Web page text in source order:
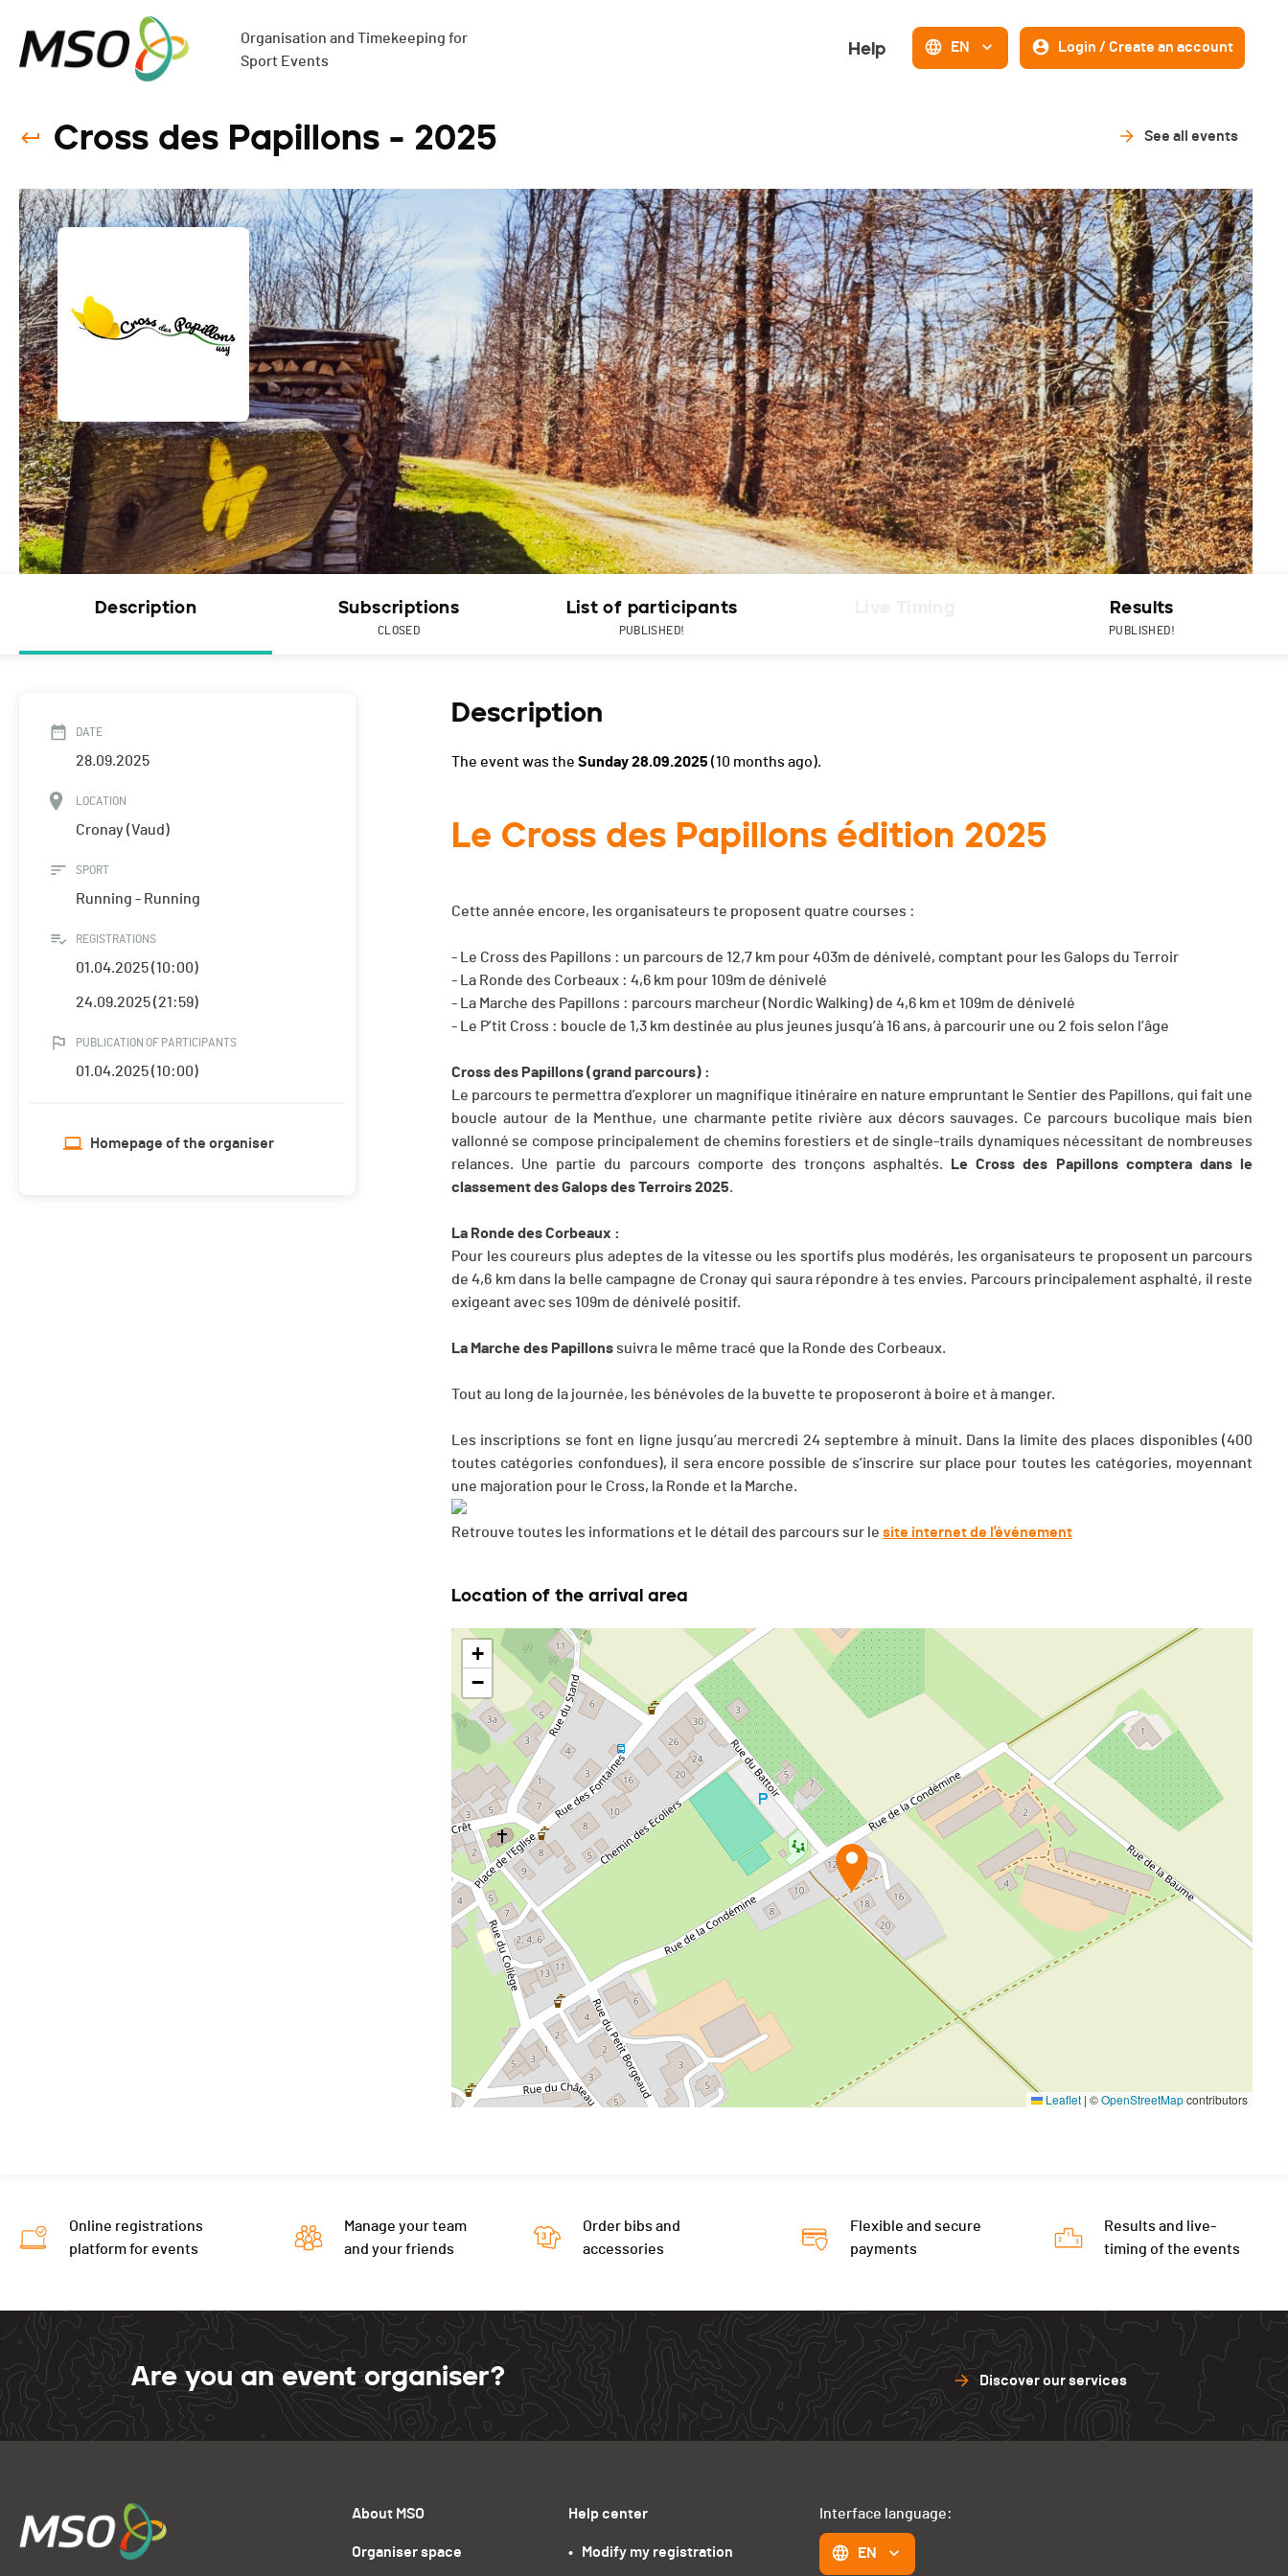
Organisation and Timekeeping for
Sport Events
Help EN Login / Create an account
Cross des Papillons - 2025 See all events
Description Subscriptions
CLOSED
List of participants
PUBLISHED!
Results
PUBLISHED!
DATE
28.09.2025
LOCATION
Cronay (Vaud)
SPORT
Running - Running
REGISTRATIONS
01.04.2025 (10:00)
24.09.2025 (21:59)
PUBLICATION OF PARTICIPANTS
01.04.2025 (10:00)
Homepage of the organiser
Description
The event was the Sunday 28.09.2025 (10 months ago).
Le Cross des Papillons édition 2025
Cette année encore, les organisateurs te proposent quatre courses :
- Le Cross des Papillons : un parcours de 12,7 km pour 403m de dénivelé, comptant pour les Galops du Terroir
- La Ronde des Corbeaux : 4,6 km pour 109m de dénivelé
- La Marche des Papillons : parcours marcheur (Nordic Walking) de 4,6 km et 109m de dénivelé
- Le P’tit Cross : boucle de 1,3 km destinée au plus jeunes jusqu’à 16 ans, à parcourir une ou 2 fois selon l’âge
Cross des Papillons (grand parcours) :
Le parcours te permettra d’explorer un magnifique itinéraire en nature empruntant le Sentier des Papillons, qui fait une
boucle autour de la Menthue, une charmante petite rivière aux décors sauvages. Ce parcours bucolique mais bien
vallonné se compose principalement de chemins forestiers et de single-trails dynamiques nécessitant de nombreuses
relances. Une partie du parcours comporte des tronçons asphaltés.
Le Cross des Papillons comptera dans le
classement des Galops des Terroirs 2025.
La Ronde des Corbeaux :
Pour les coureurs plus adeptes de la vitesse ou les sportifs plus modérés, les organisateurs te proposent un parcours
de 4,6 km dans la belle campagne de Cronay qui saura répondre à tes envies. Parcours principalement asphalté, il reste
exigeant avec ses 109m de dénivelé positif.
La Marche des Papillonssuivra le même tracé que la Ronde des Corbeaux.
Tout au long de la journée, les bénévoles de la buvette te proposeront à boire et à manger.
Les inscriptions se font en ligne jusqu’au mercredi 24 septembre à minuit. Dans la limite des places disponibles (400
toutes catégories confondues), il sera encore possible de s’inscrire sur place pour toutes les catégories, moyennant
une majoration pour le Cross, la Ronde et la Marche.
Retrouve toutes les informations et le détail des parcours sur le site internet de l'événement
Location of the arrival area
+
−
Leaflet | ©OpenStreetMapcontributors
Online registrations
platform for events
Manage your team
and your friends
Order bibs and
accessories
Flexible and secure
payments
Results and live-
timing of the events
Are you an event organiser? Discover our services
About MSO
Organiser space
Help center
•   Modify my registration
Interface language:
EN